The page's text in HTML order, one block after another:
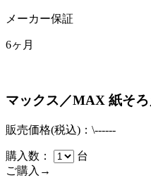
メーカー保証
6ヶ月
マックス／MAX 紙そ
販売価格(税込)：\------
購入数：
台
ご購入→